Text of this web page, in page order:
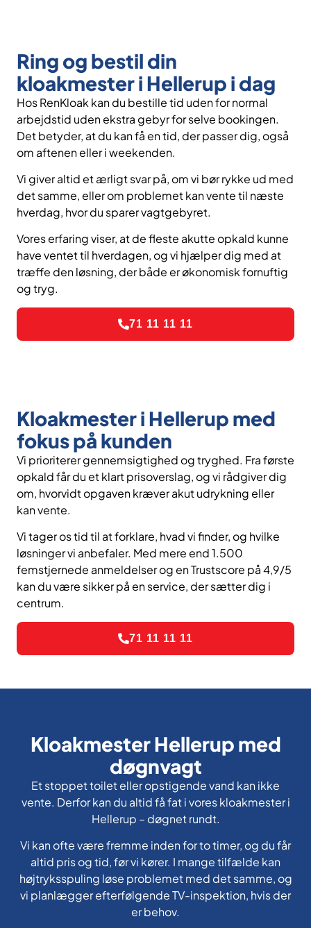
Ring og bestil din
kloakmester i Hellerup i dag
Hos RenKloak kan du bestille tid uden for normal
arbejdstid uden ekstra gebyr for selve bookingen.
Det betyder, at du kan få en tid, der passer dig, også
om aftenen eller i weekenden.
Vi giver altid et ærligt svar på, om vi bør rykke ud med
det samme, eller om problemet kan vente til næste
hverdag, hvor du sparer vagtgebyret.
Vores erfaring viser, at de fleste akutte opkald kunne
have ventet til hverdagen, og vi hjælper dig med at
træffe den løsning, der både er økonomisk fornuftig
og tryg.
71 11 11 11
Kloakmester i Hellerup med
fokus på kunden
Vi prioriterer gennemsigtighed og tryghed. Fra første
opkald får du et klart prisoverslag, og vi rådgiver dig
om, hvorvidt opgaven kræver akut udrykning eller
kan vente.
Vi tager os tid til at forklare, hvad vi finder, og hvilke
løsninger vi anbefaler. Med mere end 1.500
femstjernede anmeldelser og en Trustscore på 4,9/5
kan du være sikker på en service, der sætter dig i
centrum.
71 11 11 11
Kloakmester Hellerup med
døgnvagt
Et stoppet toilet eller opstigende vand kan ikke
vente. Derfor kan du altid få fat i vores kloakmester i
Hellerup – døgnet rundt.
Vi kan ofte være fremme inden for to timer, og du får
altid pris og tid, før vi kører. I mange tilfælde kan
højtryksspuling løse problemet med det samme, og
vi planlægger efterfølgende TV-inspektion, hvis der
er behov.